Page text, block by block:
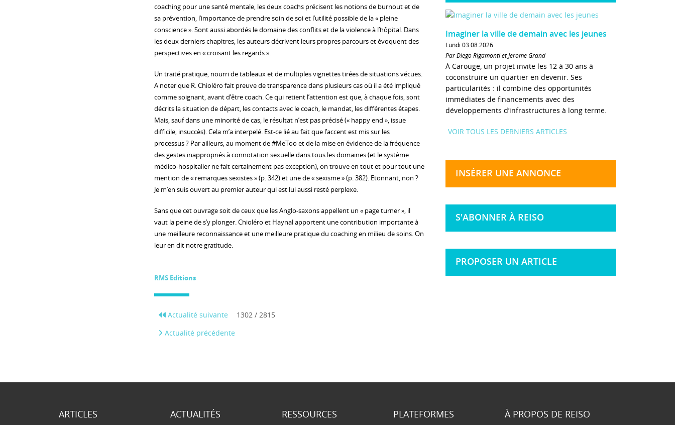
coaching pour une santé mentale, les deux coachs précisent les notions de burnout et de
sa prévention, l’importance de prendre soin de soi et l’utilité possible de la « pleine
conscience ». Sont aussi abordés le domaine des conflits et de la violence à l’hôpital. Dans
les deux derniers chapitres, les auteurs décrivent leurs propres parcours et évoquent des
perspectives en « croisant les regards ».
Un traité pratique, nourri de tableaux et de multiples vignettes tirées de situations vécues.
A noter que R. Chioléro fait preuve de transparence dans plusieurs cas où il a été impliqué
comme soignant, avant d’être coach. Ce qui retient l’attention est que, à chaque fois, sont
décrits la situation de départ, les contacts avec le coach, le mandat, les différentes étapes.
Mais, sauf dans une minorité de cas, le résultat n’est pas précisé (« happy end », issue
difficile, insuccès). Cela m’a interpelé. Est-ce lié au fait que l’accent est mis sur les
processus ? Par ailleurs, au moment de #MeToo et de la mise en évidence de la fréquence
des gestes inappropriés à connotation sexuelle dans tous les domaines (et le système
médico-hospitalier ne fait certainement pas exception), on trouve en tout et pour tout une
mention de « remarques sexistes » (p. 342) et une de « sexisme » (p. 382). Etonnant, non ?
Je m’en suis ouvert au premier auteur qui est lui aussi resté perplexe.
Sans que cet ouvrage soit de ceux que les Anglo-saxons appellent un « page turner », il
vaut la peine de s’y plonger. Chioléro et Haynal apportent une contribution importante à
une meilleure reconnaissance et une meilleure pratique du coaching en milieu de soins. On
leur en dit notre gratitude.
RMS Editions
Actualité suivante
1302 / 2815
Actualité précédente
Imaginer la ville de demain avec les jeunes
Lundi 03.08.2026
Par Diego Rigamonti et Jérôme Grand
À Carouge, un projet invite les 12 à 30 ans à
coconstruire un quartier en devenir. Ses
particularités : il combine des opportunités
immédiates de financements avec des
développements d’infrastructures à long terme.
VOIR TOUS LES DERNIERS ARTICLES
INSÉRER UNE ANNONCE
S'ABONNER À REISO
PROPOSER UN ARTICLE
ARTICLES ACTUALITÉS RESSOURCES PLATEFORMES À PROPOS DE REISO